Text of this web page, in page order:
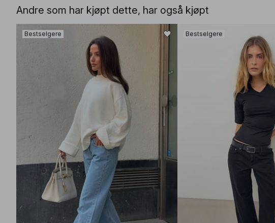
Andre som har kjøpt dette, har også kjøpt
Bestselgere Bestselgere